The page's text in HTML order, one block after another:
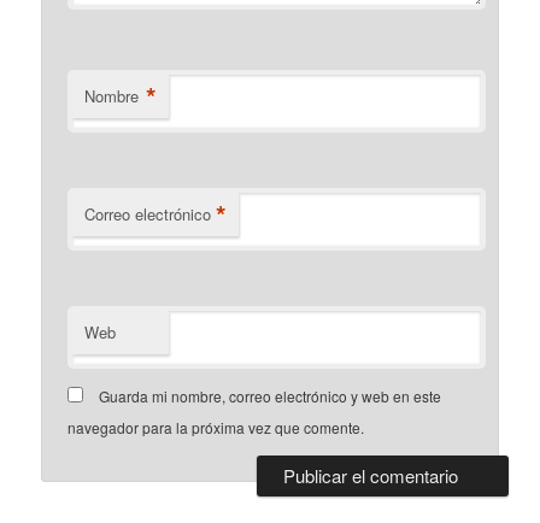
Nombre *
Correo electrónico *
Web
Guarda mi nombre, correo electrónico y web en este
navegador para la próxima vez que comente.